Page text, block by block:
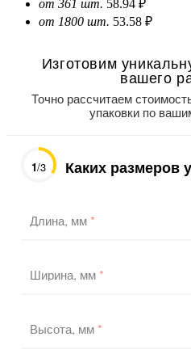
от 361 шт. 58.94 ₽
от 1800 шт. 53.58 ₽
Изготовим
вашего
Точно рассчитаем
упаковки по
1/3 Каких размеров
Длина, мм*
Ширина, мм*
Высота, мм*